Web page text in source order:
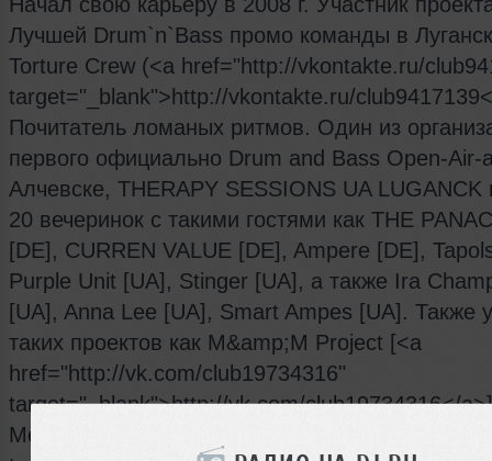
Лучшей Drum`n`Bass промо команды в
Torture Crew (<a href="http://vkontakte.ru/
target="_blank">http://vkontakte.ru/
Почитатель ломаных ритмов. Один из
первого официально Drum and Bass Open-Air-
Алчевске, THERAPY SESSIONS UA LUGANCK
20 вечеринок с такими гостями как THE
[DE], CURREN VALUE [DE], Ampere [DE],
Purple Unit [UA], Stinger [UA], а также Ira
[UA], Anna Lee [UA], Smart Ampes [UA]. Также
таких проектов как M&amp;M Project [<a
href="http://vk.com/club19734316"
target="_blank">http://vk.com/club19734316</
Melodeen [<a href="http://vk.com/club16398694"